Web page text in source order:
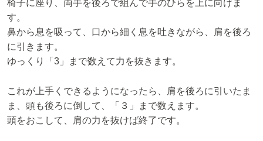
椅子に座り、両手を後ろで組んで手のひらを上に向けま
す。
鼻から息を吸って、口から細く息を吐きながら、肩を後ろ
に引きます。
ゆっくり「3」まで数えて力を抜きます。
これが上手くできるようになったら、肩を後ろに引いたま
ま、頭も後ろに倒して、「３」まで数えます。
頭をおこして、肩の力を抜けば終了です。